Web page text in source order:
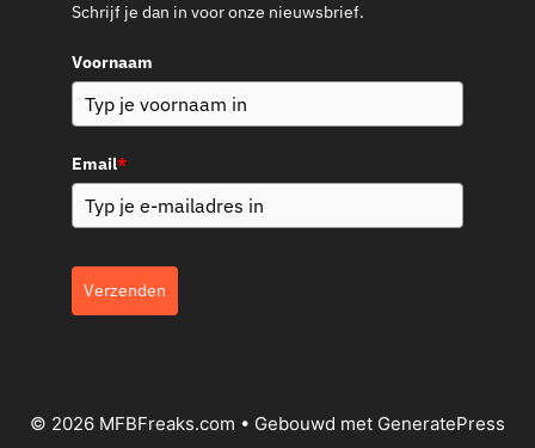
Schrijf je dan in voor onze nieuwsbrief.
Voornaam
Email*
Verzenden
© 2026 MFBFreaks.com • Gebouwd met GeneratePress